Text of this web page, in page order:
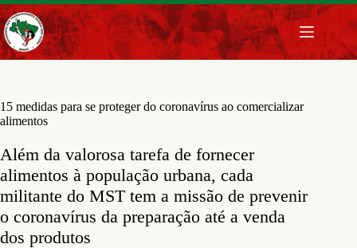
Pular
para
o
conteúdo
15 medidas para se proteger do coronavírus ao comercializar
alimentos
Além da valorosa tarefa de fornecer
alimentos à população urbana, cada
militante do MST tem a missão de prevenir
o coronavírus da preparação até a venda
dos produtos